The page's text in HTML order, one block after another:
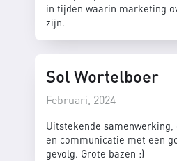
in tijden waarin marketing
zijn.
Sol Wortelboer
Februari, 2024
Uitstekende samenwerking,
en communicatie met een
gevolg. Grote bazen :)